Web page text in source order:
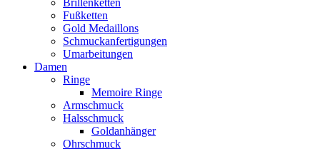
Brillenketten
Fußketten
Gold Medaillons
Schmuckanfertigungen
Umarbeitungen
Damen
Ringe
Memoire Ringe
Armschmuck
Halsschmuck
Goldanhänger
Ohrschmuck